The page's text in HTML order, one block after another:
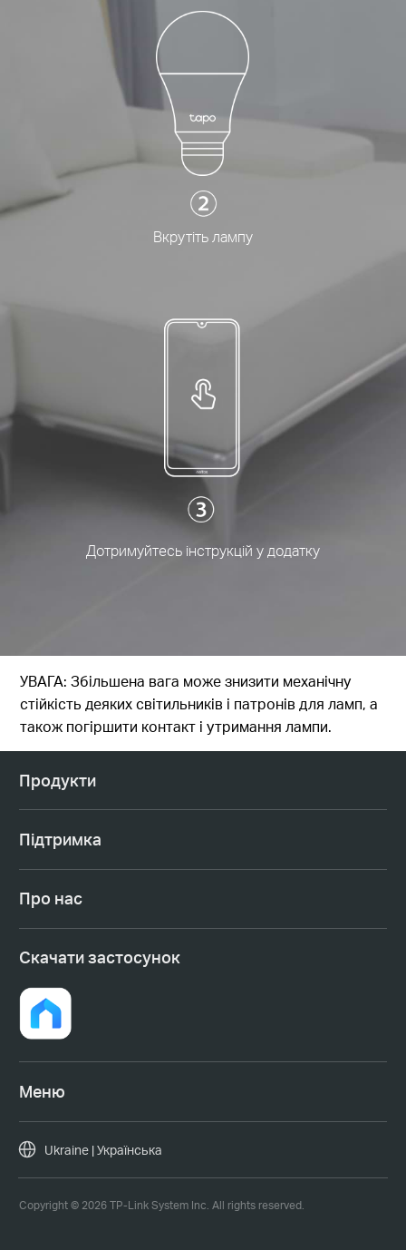
Вкрутіть лампу
Дотримуйтесь інструкцій у додатку
УВАГА: Збільшена вага може знизити механічну
стійкість деяких світильників і патронів для ламп, а
також погіршити контакт і утримання лампи.
Продукти
Підтримка
Про нас
Cкачати застосунок
Меню
Copyright © 2026 TP-Link System Inc. All rights reserved.
Ukraine | Українська